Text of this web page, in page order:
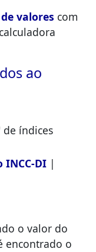
valores com
ao
de índices
INCC-DI |
o valor do
encontrado o